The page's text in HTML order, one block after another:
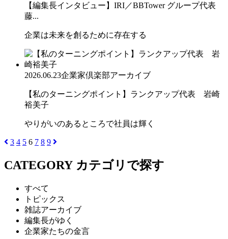
【編集長インタビュー】IRI／BBTower グループ代表
藤...
企業は未来を創るために存在する
2026.06.23企業家倶楽部アーカイブ
【私のターニングポイント】ランクアップ代表 岩崎
裕美子
やりがいのあるところで社員は輝く
3 4 5 6 7 8 9
CATEGORY カテゴリで探す
すべて
トピックス
雑誌アーカイブ
編集長がゆく
企業家たちの金言